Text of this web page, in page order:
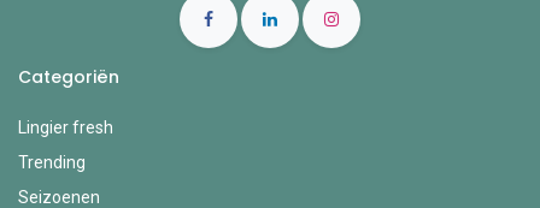
Categoriën
Lingier fresh
Trending
Seizoenen